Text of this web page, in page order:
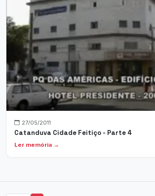
27/05/2011
Catanduva Cidade Feitiço - Parte 4
Ler memória →